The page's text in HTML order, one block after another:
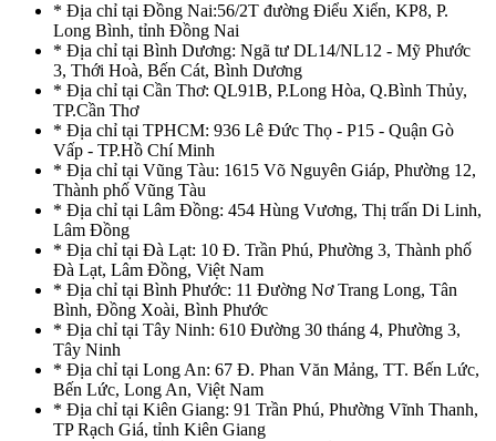
* Địa chỉ tại Đồng Nai:56/2T đường Điểu Xiển, KP8, P.
Long Bình, tỉnh Đồng Nai
* Địa chỉ tại Bình Dương: Ngã tư DL14/NL12 - Mỹ Phước
3, Thới Hoà, Bến Cát, Bình Dương
* Địa chỉ tại Cần Thơ: QL91B, P.Long Hòa, Q.Bình Thủy,
TP.Cần Thơ
* Địa chỉ tại TPHCM: 936 Lê Đức Thọ - P15 - Quận Gò
Vấp - TP.Hồ Chí Minh
* Địa chỉ tại Vũng Tàu: 1615 Võ Nguyên Giáp, Phường 12,
Thành phố Vũng Tàu
* Địa chỉ tại Lâm Đồng: 454 Hùng Vương, Thị trấn Di Linh,
Lâm Đồng
* Địa chỉ tại Đà Lạt: 10 Đ. Trần Phú, Phường 3, Thành phố
Đà Lạt, Lâm Đồng, Việt Nam
* Địa chỉ tại Bình Phước: 11 Đường Nơ Trang Long, Tân
Bình, Đồng Xoài, Bình Phước
* Địa chỉ tại Tây Ninh: 610 Đường 30 tháng 4, Phường 3,
Tây Ninh
* Địa chỉ tại Long An: 67 Đ. Phan Văn Mảng, TT. Bến Lức,
Bến Lức, Long An, Việt Nam
* Địa chỉ tại Kiên Giang: 91 Trần Phú, Phường Vĩnh Thanh,
TP Rạch Giá, tỉnh Kiên Giang